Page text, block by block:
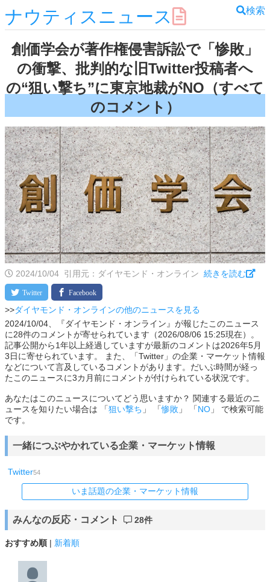
ナウティスニュース 検索
創価学会が著作権侵害訴訟で「惨敗」
の衝撃、批判的な旧Twitter投稿者へ
の“狙い撃ち”に東京地裁がNO（すべて
のコメント）
2024/10/04 引用元：ダイヤモンド・オンライン 続きを読む
>>ダイヤモンド・オンラインの他のニュースを見る
2024/10/04、『ダイヤモンド・オンライン』が報じたこのニュース
に28件のコメントが寄せられています（2026/08/06 15:25現在）。
記事公開から1年以上経過していますが最新のコメントは2026年5月
3日に寄せられています。 また、「Twitter」の企業・マーケット情報
などについて言及しているコメントがあります。だいぶ時間が経っ
たこのニュースに3カ月前にコメントが付けられている状況です。
あなたはこのニュースについてどう思いますか？ 関連する最近のニ
ュースを知りたい場合は 「狙い撃ち 」 「惨敗 」 「NO 」 で検索可能
です。
一緒につぶやかれている企業・マーケット情報
Twitter54
いま話題の企業・マーケット情報
みんなの反応・コメント 28件
おすすめ順 | 新着順